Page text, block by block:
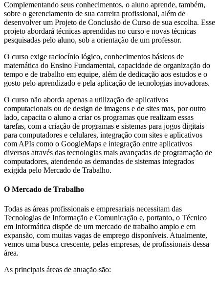
Complementando seus conhecimentos, o aluno aprende, também,
sobre o gerenciamento de sua carreira profissional, além de
desenvolver um Projeto de Conclusão de Curso de sua escolha. Esse
projeto abordará técnicas aprendidas no curso e novas técnicas
pesquisadas pelo aluno, sob a orientação de um professor.
O curso exige raciocínio lógico, conhecimentos básicos de
matemática do Ensino Fundamental, capacidade de organização do
tempo e de trabalho em equipe, além de dedicação aos estudos e o
gosto pelo aprendizado e pela aplicação de tecnologias inovadoras.
O curso não aborda apenas a utilização de aplicativos
computacionais ou de design de imagens e de sites mas, por outro
lado, capacita o aluno a criar os programas que realizam essas
tarefas, com a criação de programas e sistemas para jogos digitais
para computadores e celulares, integração com sites e aplicativos
com APIs como o GoogleMaps e integração entre aplicativos
diversos através das tecnologias mais avançadas de programação de
computadores, atendendo as demandas de sistemas integrados
exigida pelo Mercado de Trabalho.
O Mercado de Trabalho
Todas as áreas profissionais e empresariais necessitam das
Tecnologias de Informação e Comunicação e, portanto, o Técnico
em Informática dispõe de um mercado de trabalho amplo e em
expansão, com muitas vagas de emprego disponíveis. Atualmente,
vemos uma busca crescente, pelas empresas, de profissionais dessa
área.
As principais áreas de atuação são: